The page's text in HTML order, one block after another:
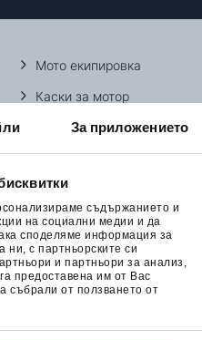
За приложението
съдържанието и
на социални медии и да
споделяме информация за
ни, с партньорските си
и партньори за анализ,
предоставена им от Вас
събрали от ползването от
Мото екипировка
Каски за мотор
Ботуши за мотор
Гуми за мотор
Очила за мотор
Раници за мотор
Ръкавици за мотор
Части за мотор